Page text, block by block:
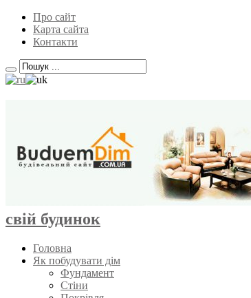
Про сайт
Карта сайта
Контакти
свій будинок
Головна
Як побудувати дім
Фундамент
Стіни